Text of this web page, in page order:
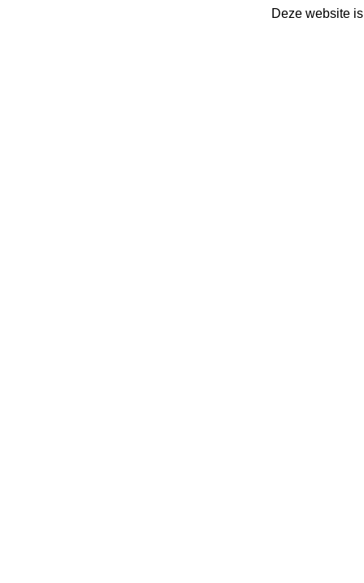
Deze website